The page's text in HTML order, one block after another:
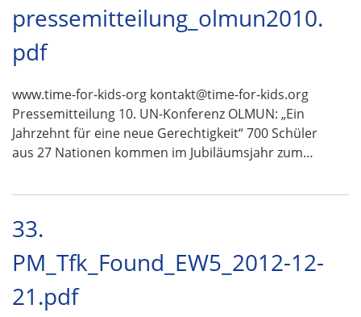
pressemitteilung_olmun2010.
pdf
www.time-for-kids-org kontakt@time-for-kids.org
Pressemitteilung 10. UN-Konferenz OLMUN: „Ein
Jahrzehnt für eine neue Gerechtigkeit“ 700 Schüler
aus 27 Nationen kommen im Jubiläumsjahr zum…
33.
PM_Tfk_Found_EW5_2012-12-
21.pdf